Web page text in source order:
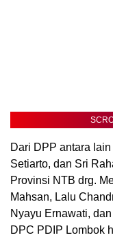
Dari DPP antara
Setiarto, dan Sri
Provinsi NTB drg.
Mahsan, Lalu
Nyayu Ernawati,
DPC PDIP Lombok